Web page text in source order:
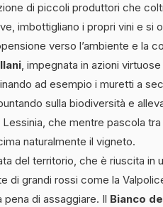
di piccoli produttori che
imbottigliano i propri vini e si
verso l’ambiente e la
, impegnata in azioni
ad esempio i muretti a
sulla biodiversità e
che mentre pascola
naturalmente il vigneto.
del territorio, che è riuscita in
di grandi rossi come la
di assaggiare. Il Bianco